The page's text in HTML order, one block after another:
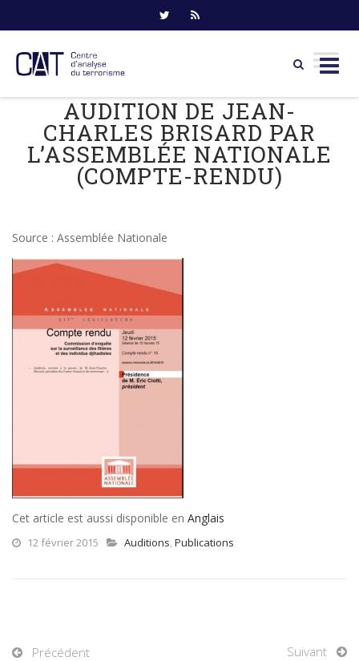
content
AUDITION DE JEAN-
CHARLES BRISARD PAR
L’ASSEMBLÉE NATIONALE
(COMPTE-RENDU)
Source : Assemblée Nationale
Cet article est aussi disponible en Anglais
12 février 2015 Auditions, Publications
Précédent Suivant